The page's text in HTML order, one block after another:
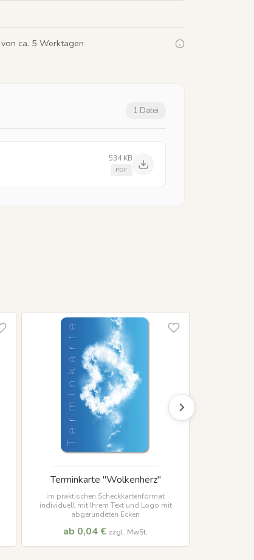
ca. 5 Werktagen
1 Datei
534 KB
PDF
Terminkarte "Wolkenherz"
im praktischen Scheckkartenformat
individuell mit Ihrem Text und Logo mit
abgerundeten Ecken
ab 0,04 € zzgl. MwSt.